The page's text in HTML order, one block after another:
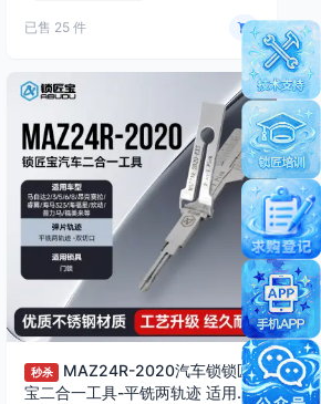
已售 25 件
秒杀
MAZ24R-2020汽车锁锁匠
宝二合一工具-平铣两轨迹 适用马